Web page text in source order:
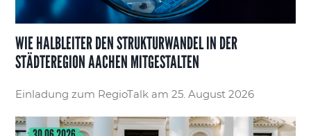
WIE HALBLEITER DEN STRUKTURWANDEL IN DER
STÄDTEREGION AACHEN MITGESTALTEN
Einladung zum RegioTalk am 25. August 2026